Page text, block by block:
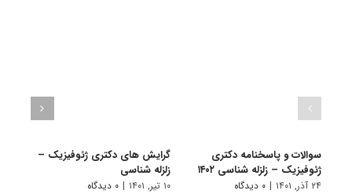
سوالات و پاسخنامه دکتری
ژئوفیزیک – زلزله شناسی ۱۴۰۲
۲۴ آذر, ۱۴۰۱ | ۰ دیدگاه
گرایش های دکتری ژﺋﻮﻓﻴﺰیک –
زلزله شناسی
۱۰ تیر, ۱۴۰۱ | ۰ دیدگاه